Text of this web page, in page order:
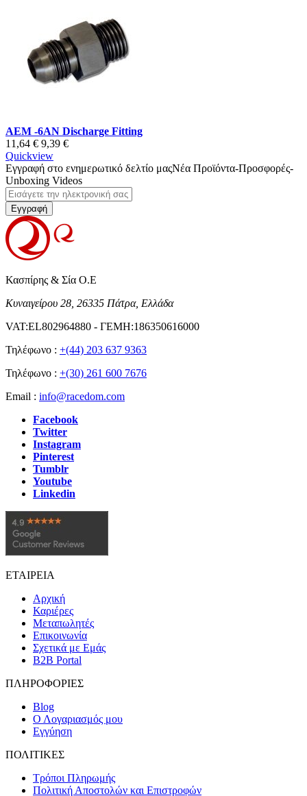
AEM -6AN Discharge Fitting
11,64 € 9,39 €
Quickview
Εγγραφή στο ενημερωτικό δελτίο μαςΝέα Προϊόντα-Προσφορές-
Unboxing Videos
Εγγραφή
Κασπίρης & Σία Ο.Ε
Κυναιγείρου 28, 26335 Πάτρα, Ελλάδα
VAT:EL802964880 - ΓΕΜΗ:186350616000
Τηλέφωνο : +(44) 203 637 9363
Τηλέφωνο : +(30) 261 600 7676
Email : info@racedom.com
Facebook
Twitter
Instagram
Pinterest
Tumblr
Youtube
Linkedin
ΕΤΑΙΡΕΙΑ
Αρχική
Καριέρες
Μεταπωλητές
Επικοινωνία
Σχετικά με Εμάς
B2B Portal
ΠΛΗΡΟΦΟΡΙΕΣ
Blog
Ο Λογαριασμός μου
Εγγύηση
ΠΟΛΙΤΙΚΕΣ
Τρόποι Πληρωμής
Πολιτική Αποστολών και Επιστροφών